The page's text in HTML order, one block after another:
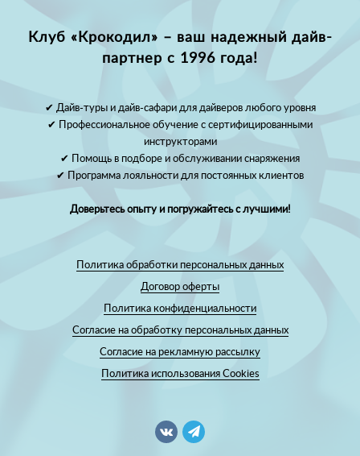
Клуб «Крокодил» – ваш надежный дайв-
партнер с 1996 года!
✔ Дайв-туры и дайв-сафари для дайверов любого уровня
✔ Профессиональное обучение с сертифицированными
инструкторами
✔ Помощь в подборе и обслуживании снаряжения
✔ Программа лояльности для постоянных клиентов
Доверьтесь опыту и погружайтесь с лучшими!
Политика обработки персональных данных
Договор оферты
Политика конфиденциальности
Согласие на обработку персональных данных
Согласие на рекламную рассылку
Политика использования Cookies